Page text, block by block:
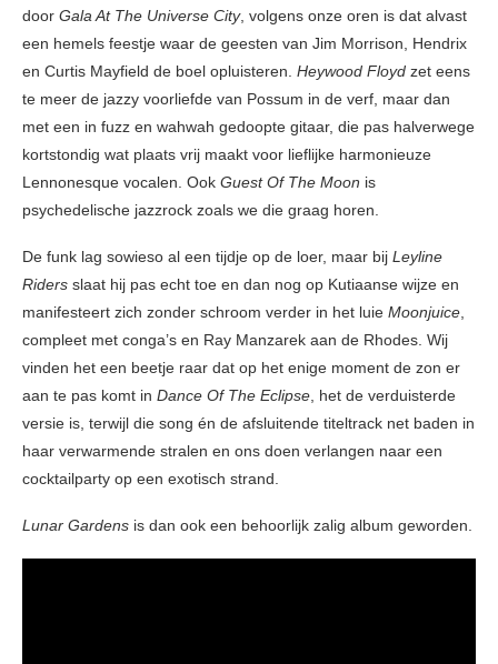
door Gala At The Universe City, volgens onze oren is dat alvast
een hemels feestje waar de geesten van Jim Morrison, Hendrix
en Curtis Mayfield de boel opluisteren. Heywood Floyd zet eens
te meer de jazzy voorliefde van Possum in de verf, maar dan
met een in fuzz en wahwah gedoopte gitaar, die pas halverwege
kortstondig wat plaats vrij maakt voor lieflijke harmonieuze
Lennonesque vocalen. Ook Guest Of The Moon is
psychedelische jazzrock zoals we die graag horen.
De funk lag sowieso al een tijdje op de loer, maar bij Leyline
Riders slaat hij pas echt toe en dan nog op Kutiaanse wijze en
manifesteert zich zonder schroom verder in het luie Moonjuice,
compleet met conga’s en Ray Manzarek aan de Rhodes. Wij
vinden het een beetje raar dat op het enige moment de zon er
aan te pas komt in Dance Of The Eclipse, het de verduisterde
versie is, terwijl die song én de afsluitende titeltrack net baden in
haar verwarmende stralen en ons doen verlangen naar een
cocktailparty op een exotisch strand.
Lunar Gardens is dan ook een behoorlijk zalig album geworden.